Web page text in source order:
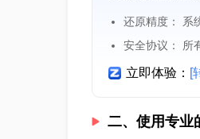
还原精度： 系
安全协议： 所
立即体验： [
二、使用专业